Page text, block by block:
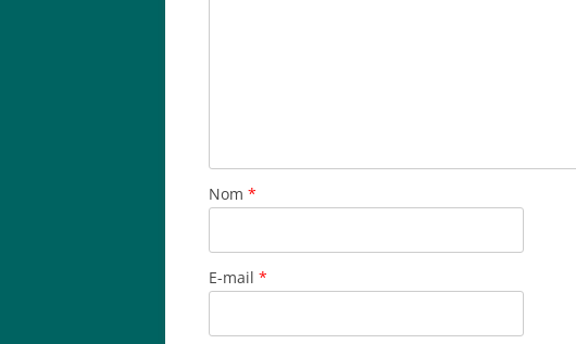
Nom *
E-mail *